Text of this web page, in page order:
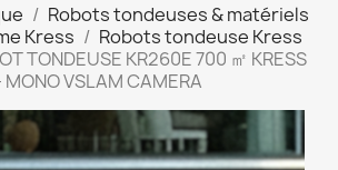
Robots tondeuses & matériels
Kress
Robots tondeuse Kress
TONDEUSE KR260E 700 ㎡ KRESS
VSLAM CAMERA